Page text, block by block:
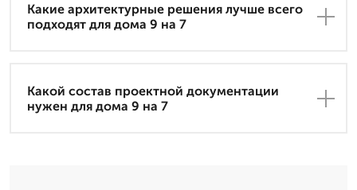
Какие архитектурные решения лучше всего
подходят для дома 9 на 7
Какой состав проектной документации
нужен для дома 9 на 7